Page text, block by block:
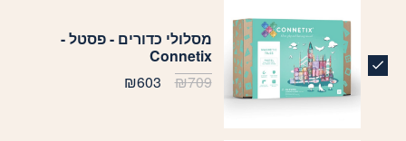
מסלולי כדורים - פסטל -
Connetix
₪709
₪603